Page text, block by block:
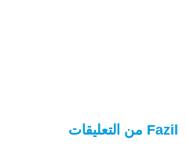
Fazil من التعليقات